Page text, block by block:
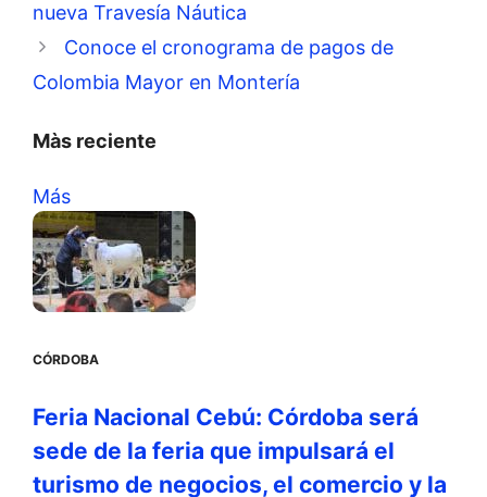
nueva Travesía Náutica
Conoce el cronograma de pagos de
Colombia Mayor en Montería
Màs reciente
Más
CÓRDOBA
Feria Nacional Cebú: Córdoba será
sede de la feria que impulsará el
turismo de negocios, el comercio y la